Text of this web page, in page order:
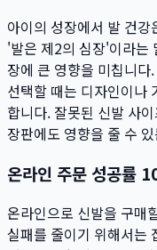
아이의 성장에서 발 건
'발은 제2의 심장'이라는
장에 큰 영향을 미칩니다
선택할 때는 디자인이나
합니다. 잘못된 신발 사
장판에도 영향을 줄 수
온라인 주문 성공률
온라인으로 신발을 구매
실패를 줄이기 위해서는